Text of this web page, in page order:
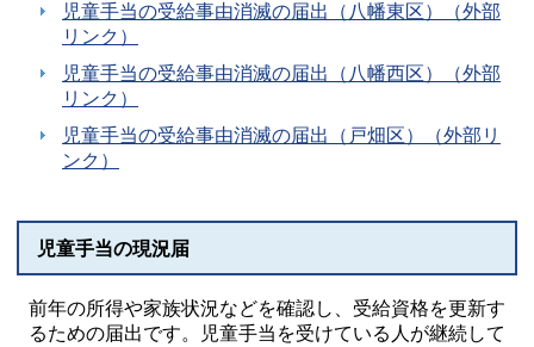
児童手当の受給事由消滅の届出（八幡東区）（外部
リンク）
児童手当の受給事由消滅の届出（八幡西区）（外部
リンク）
児童手当の受給事由消滅の届出（戸畑区）（外部リ
ンク）
児童手当の現況届
前年の所得や家族状況などを確認し、受給資格を更新す
るための届出です。児童手当を受けている人が継続して